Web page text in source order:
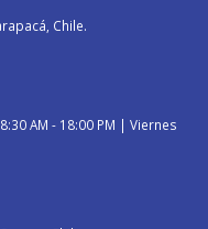
Chile.
AM - 18:00 PM | Viernes